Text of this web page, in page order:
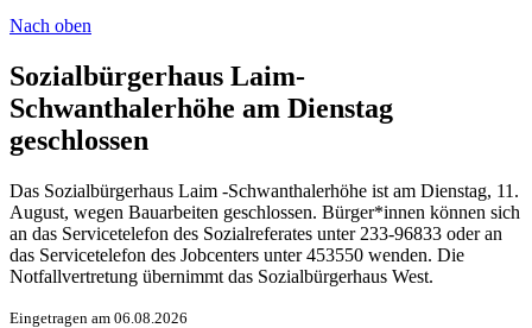
Nach oben
Sozialbürgerhaus Laim-
Schwanthalerhöhe am Dienstag
geschlossen
Das Sozialbürgerhaus Laim -Schwanthalerhöhe ist am Dienstag, 11.
August, wegen Bauarbeiten geschlossen. Bürger*innen können sich
an das Servicetelefon des Sozialreferates unter 233-96833 oder an
das Servicetelefon des Jobcenters unter 453550 wenden. Die
Notfallvertretung übernimmt das Sozialbürgerhaus West.
Eingetragen am 06.08.2026